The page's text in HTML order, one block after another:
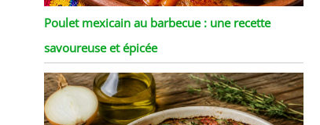
Poulet mexicain au barbecue : une recette
savoureuse et épicée